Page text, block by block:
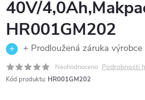
40V/
HR001GM202
+ Prodloužená záruka výrobce
Neohodnoceno Podrobnosti
Kód produktu: HR001GM202